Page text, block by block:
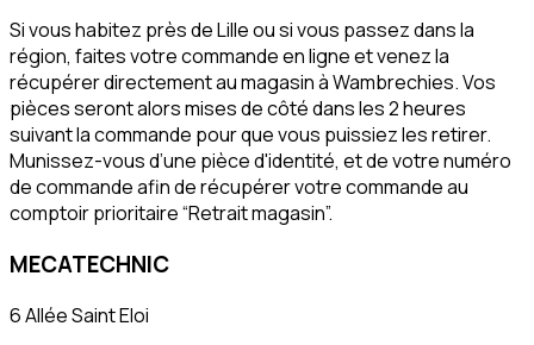
Si vous habitez près de Lille ou si vous passez dans la
région, faites votre commande en ligne et venez la
récupérer directement au magasin à Wambrechies. Vos
pièces seront alors mises de côté dans les 2 heures
suivant la commande pour que vous puissiez les retirer.
Munissez-vous d’une pièce d'identité, et de votre numéro
de commande afin de récupérer votre commande au
comptoir prioritaire “Retrait magasin”.
MECATECHNIC
6 Allée Saint Eloi